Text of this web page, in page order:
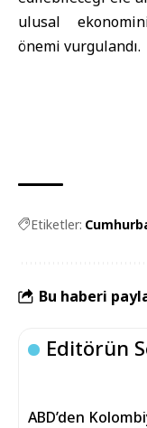
ulusal
önemi vurgulandı.
Etiketler:
Bu haberi
Editörün
ABD’den